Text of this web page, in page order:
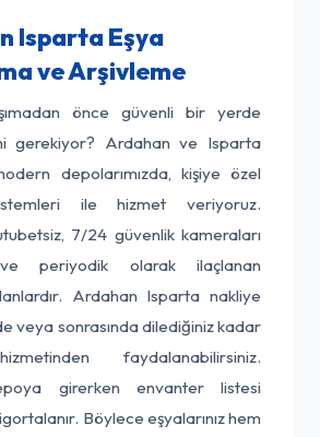
Isparta Eşya
ve Arşivleme
önce güvenli bir yerde
gerekiyor? Ardahan ve Isparta
depolarımızda, kişiye özel
ile hizmet veriyoruz.
7/24 güvenlik kameraları
periyodik olarak ilaçlanan
Ardahan Isparta nakliye
veya sonrasında dilediğiniz kadar
faydalanabilirsiniz.
girerken envanter listesi
Böylece eşyalarınız hem